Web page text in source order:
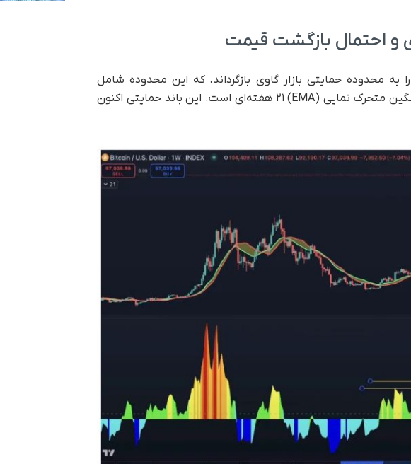
و احتمال بازگشت قیمت
محدوده حمایتی بازار گاوی بازگرداند، که این محدوده شامل
میانگین متحرک ساده (SMA) ۲۰ هفته‌ای و میانگین متحرک نمایی (EMA) ۲۱ هفته‌ای است. این باند حمایتی اکنون